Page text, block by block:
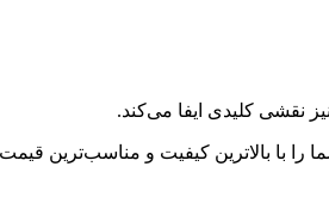
نقشی کلیدی ایفا می‌کند.
را با بالاترین کیفیت و مناسب‌ترین